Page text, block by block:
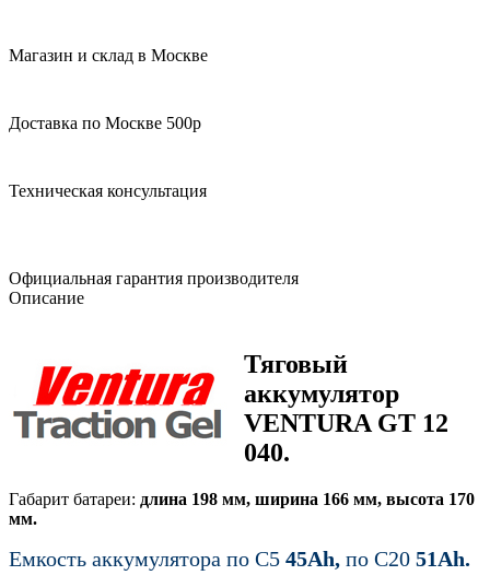
Магазин и склад в Москве
Доставка по Москве 500р
Техническая консультация
Официальная гарантия производителя
Описание
Тяговый
аккумулятор
VENTURA GT 12
040.
Габарит батареи: длина 198 мм, ширина 166 мм, высота 170
мм.
Емкость аккумулятора по С5 45Ah, по C20 51Ah.